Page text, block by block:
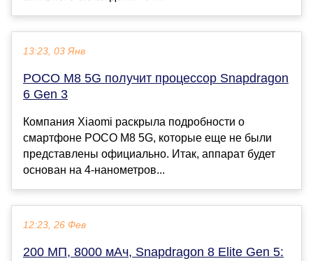
13:23, 03 Янв
POCO M8 5G получит процессор Snapdragon
6 Gen 3
Компания Xiaomi раскрыла подробности о
смартфоне POCO M8 5G, которые еще не были
представлены официально. Итак, аппарат будет
основан на 4-нанометров...
12:23, 26 Фев
200 МП, 8000 мАч, Snapdragon 8 Elite Gen 5: